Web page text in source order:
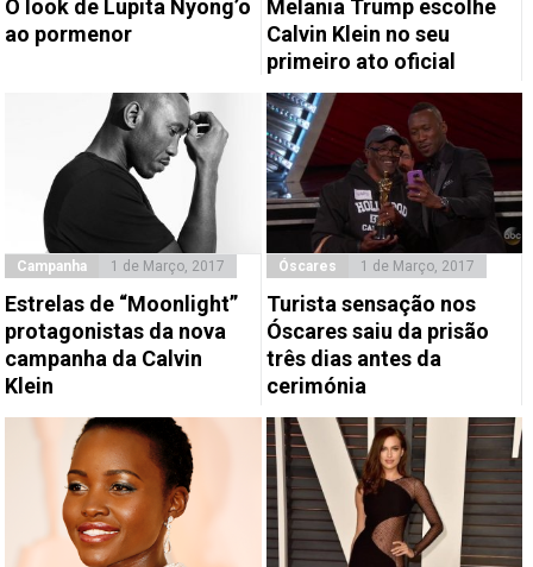
O look de Lupita Nyong’o
ao pormenor
Melania Trump escolhe
Calvin Klein no seu
primeiro ato oficial
Campanha 1 de Março, 2017
Estrelas de “Moonlight”
protagonistas da nova
campanha da Calvin
Klein
Óscares 1 de Março, 2017
Turista sensação nos
Óscares saiu da prisão
três dias antes da
cerimónia